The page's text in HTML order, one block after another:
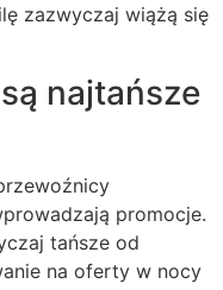
zazwyczaj wiążą się
najtańsze
promocje.
tańsze od
na oferty w nocy